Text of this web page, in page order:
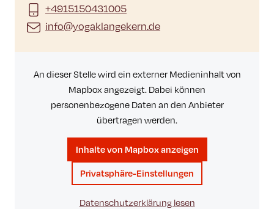
+4915150431005
info@yogaklangekern.de
An dieser Stelle wird ein externer Medieninhalt von
Mapbox angezeigt. Dabei können
personenbezogene Daten an den Anbieter
übertragen werden.
Inhalte von Mapbox anzeigen
Privatsphäre-Einstellungen
Datenschutzerklärung lesen